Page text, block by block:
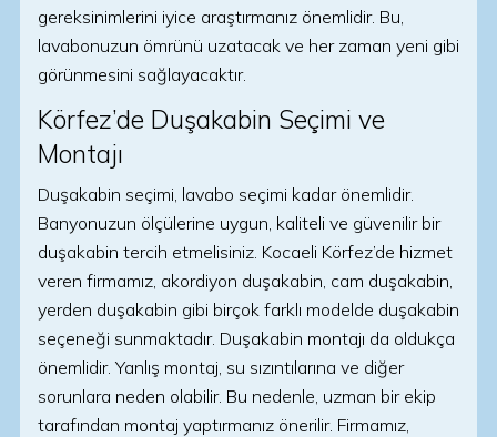
gereksinimlerini iyice araştırmanız önemlidir. Bu,
lavabonuzun ömrünü uzatacak ve her zaman yeni gibi
görünmesini sağlayacaktır.
Körfez’de Duşakabin Seçimi ve
Montajı
Duşakabin seçimi, lavabo seçimi kadar önemlidir.
Banyonuzun ölçülerine uygun, kaliteli ve güvenilir bir
duşakabin tercih etmelisiniz. Kocaeli Körfez’de hizmet
veren firmamız, akordiyon duşakabin, cam duşakabin,
yerden duşakabin gibi birçok farklı modelde duşakabin
seçeneği sunmaktadır. Duşakabin montajı da oldukça
önemlidir. Yanlış montaj, su sızıntılarına ve diğer
sorunlara neden olabilir. Bu nedenle, uzman bir ekip
tarafından montaj yaptırmanız önerilir. Firmamız,